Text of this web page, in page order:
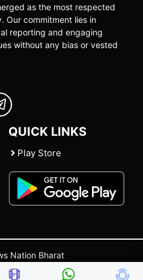
as the most respected
Our commitment lies in
reporting and engaging
without any bias or vested
QUICK LINKS
Play Store
Nation Bharat
|Policies Terms and Conditions